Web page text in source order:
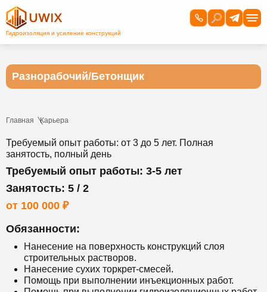
Разнорабочий/Бетонщик
Главная Карьера
Требуемый опыт работы: от 3 до 5 лет. Полная
занятость, полный день
Требуемый опыт работы: 3-5 лет
Занятость: 5 / 2
от 100 000 ₽
Обязанности:
Нанесение на поверхность конструкций слоя
строительных растворов.
Нанесение сухих торкрет-смесей.
Помощь при выполнении инъекционных работ.